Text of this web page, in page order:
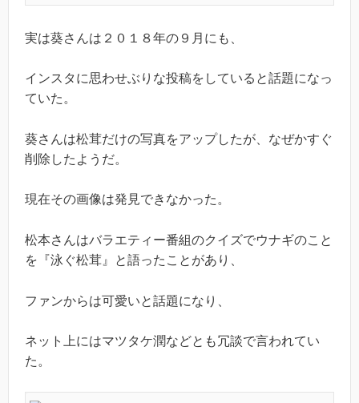
実は葵さんは２０１８年の９月にも、
インスタに思わせぶりな投稿をしていると話題になっ
ていた。
葵さんは松茸だけの写真をアップしたが、なぜかすぐ
削除したようだ。
現在その画像は発見できなかった。
松本さんはバラエティー番組のクイズでウナギのこと
を『泳ぐ松茸』と語ったことがあり、
ファンからは可愛いと話題になり、
ネット上にはマツタケ潤などとも冗談で言われてい
た。